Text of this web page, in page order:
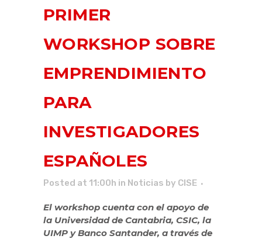
PRIMER
WORKSHOP SOBRE
EMPRENDIMIENTO
PARA
INVESTIGADORES
ESPAÑOLES
Posted at 11:00h in Noticias by CISE
El workshop cuenta con el apoyo de
la Universidad de Cantabria, CSIC, la
UIMP y Banco Santander, a través de